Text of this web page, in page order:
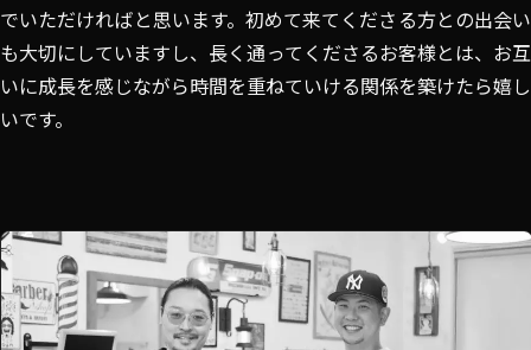
でいただければと思います。初めて来てくださる方との出会い
も大切にしていますし、長く通ってくださるお客様とは、お互
いに成長を感じながら時間を重ねていける関係を築けたら嬉し
いです。